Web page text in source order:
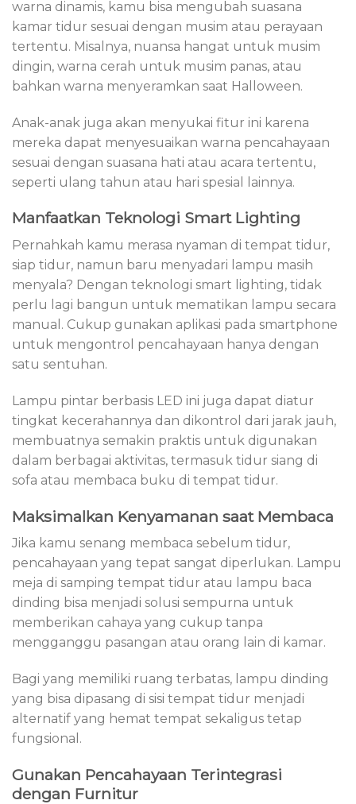
warna dinamis, kamu bisa mengubah suasana
kamar tidur sesuai dengan musim atau perayaan
tertentu. Misalnya, nuansa hangat untuk musim
dingin, warna cerah untuk musim panas, atau
bahkan warna menyeramkan saat Halloween.
Anak-anak juga akan menyukai fitur ini karena
mereka dapat menyesuaikan warna pencahayaan
sesuai dengan suasana hati atau acara tertentu,
seperti ulang tahun atau hari spesial lainnya.
Manfaatkan Teknologi Smart Lighting
Pernahkah kamu merasa nyaman di tempat tidur,
siap tidur, namun baru menyadari lampu masih
menyala? Dengan teknologi smart lighting, tidak
perlu lagi bangun untuk mematikan lampu secara
manual. Cukup gunakan aplikasi pada smartphone
untuk mengontrol pencahayaan hanya dengan
satu sentuhan.
Lampu pintar berbasis LED ini juga dapat diatur
tingkat kecerahannya dan dikontrol dari jarak jauh,
membuatnya semakin praktis untuk digunakan
dalam berbagai aktivitas, termasuk tidur siang di
sofa atau membaca buku di tempat tidur.
Maksimalkan Kenyamanan saat Membaca
Jika kamu senang membaca sebelum tidur,
pencahayaan yang tepat sangat diperlukan. Lampu
meja di samping tempat tidur atau lampu baca
dinding bisa menjadi solusi sempurna untuk
memberikan cahaya yang cukup tanpa
mengganggu pasangan atau orang lain di kamar.
Bagi yang memiliki ruang terbatas, lampu dinding
yang bisa dipasang di sisi tempat tidur menjadi
alternatif yang hemat tempat sekaligus tetap
fungsional.
Gunakan Pencahayaan Terintegrasi
dengan Furnitur